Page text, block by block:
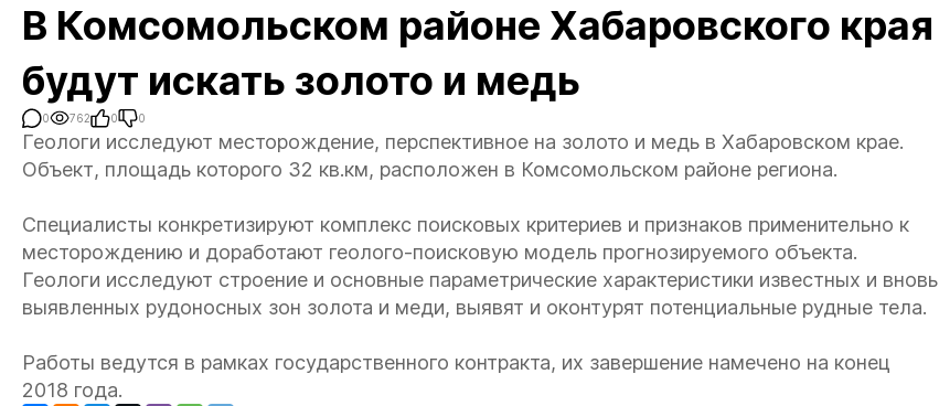
В Комсомольском районе Хабаровского края
будут искать золото и медь
0 762 0 0
Геологи исследуют месторождение, перспективное на золото и медь в Хабаровском крае.
Объект, площадь которого 32 кв.км, расположен в Комсомольском районе региона.
Специалисты конкретизируют комплекс поисковых критериев и признаков применительно к
месторождению и доработают геолого-поисковую модель прогнозируемого объекта.
Геологи исследуют строение и основные параметрические характеристики известных и вновь
выявленных рудоносных зон золота и меди, выявят и оконтурят потенциальные рудные тела.
Работы ведутся в рамках государственного контракта, их завершение намечено на конец
2018 года.